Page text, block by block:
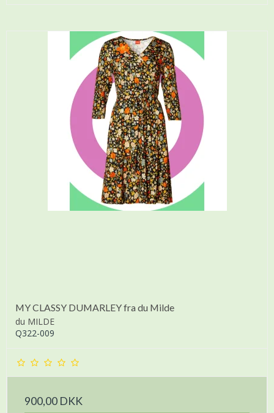
MY CLASSY DUMARLEY fra du Milde
du MILDE
Q322-009
900,00 DKK